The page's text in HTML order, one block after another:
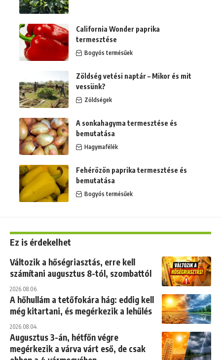
California Wonder paprika
termesztése
Bogyós termésűek
Zöldség vetési naptár – Mikor és mit
vessünk?
Zöldségek
A sonkahagyma termesztése és
bemutatása
Hagymafélék
Fehérözön paprika termesztése és
bemutatása
Bogyós termésűek
Ez is érdekelhet
Változik a hőségriasztás, erre kell
számítani augusztus 8-tól, szombattól
2026.08.06.
A hőhullám a tetőfokára hág: eddig kell
még kitartani, és megérkezik a lehűlés
2026.08.04.
Augusztus 3-án, hétfőn végre
megérkezik a várva várt eső, de csak